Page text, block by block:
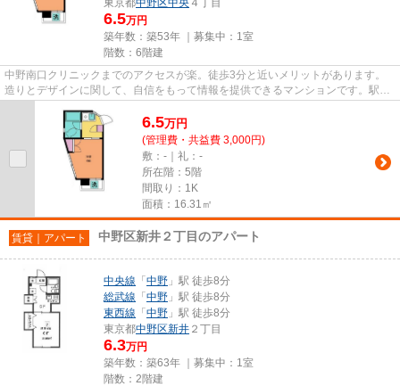
東京都中野区中央 ４丁目
6.5万円
築年数：築53年 ｜募集中： 1室
階数：6階建
中野南口クリニックまでのアクセスが楽。徒歩3分と近いメリットがあります。
造りとデザインに関して、自信をもって情報を提供できるマンションです。駅ま
6.5万円
(管理費・共益費 3,000円)
敷：-｜礼：-
所在階：5階
間取り：1K
面積：16.31㎡
賃貸｜アパート 中野区新井２丁目のアパート
中央線 「 中野 」駅 徒歩8分
総武線 「 中野 」駅 徒歩8分
東西線 「 中野 」駅 徒歩8分
東京都中野区新井 ２丁目
6.3万円
築年数：築63年 ｜募集中： 1室
階数：2階建